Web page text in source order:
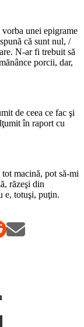
unei epigrame
că sunt nul, /
N-ar fi trebuit să
porcii, dar,
de ceea ce fac şi
în raport cu
macină, pot să-mi
răzeşi din
e, totuşi, puţin.